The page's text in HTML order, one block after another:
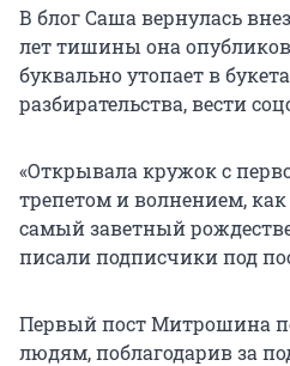
В блог Саша вернулась
лет тишины она
буквально утопает в
разбирательства, вести
«Открывала кружок с
трепетом и волнением,
самый заветный
писали подписчики под
Первый пост Митрошина
людям, поблагодарив за